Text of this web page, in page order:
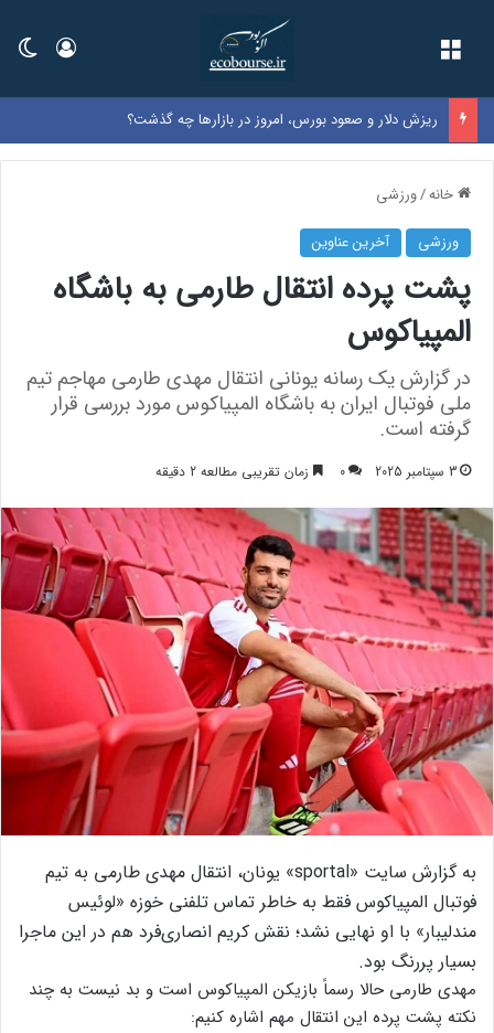
ورود
ریزش دلار و صعود بورس، امروز در بازارها چه گذشت؟
خانه/ورزشی
ورزشی آخرین عناوین
پشت پرده انتقال طارمی به باشگاه
المپیاکوس
در گزارش یک رسانه یونانی انتقال مهدی طارمی مهاجم تیم
ملی فوتبال ایران به باشگاه المپیاکوس مورد بررسی قرار
گرفته است.
3 سپتامبر 2025 0 زمان تقریبی مطالعه 2 دقیقه
به گزارش سایت «sportal» یونان، انتقال مهدی طارمی به تیم
فوتبال المپیاکوس فقط به خاطر تماس تلفنی خوزه «لوئیس
مندلیبار» با او نهایی نشد؛ نقش کریم انصاری‌فرد هم در این ماجرا
بسیار پررنگ بود.
مهدی طارمی حالا رسماً بازیکن المپیاکوس است و بد نیست به چند
نکته پشت پرده این انتقال مهم اشاره کنیم: